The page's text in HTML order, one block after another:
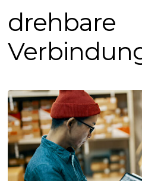
drehbare